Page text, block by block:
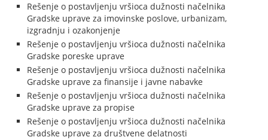
Rešenje o postavljenju vršioca dužnosti načelnika
Gradske uprave za imovinske poslove, urbanizam,
izgradnju i ozakonjenje
Rešenje o postavljenju vršioca dužnosti načelnika
Gradske poreske uprave
Rešenje o postavljenju vršioca dužnosti načelnika
Gradske uprave za finansije i javne nabavke
Rešenje o postavljenju vršioca dužnosti načelnika
Gradske uprave za propise
Rešenje o postavljenju vršioca dužnosti načelnika
Gradske uprave za društvene delatnosti